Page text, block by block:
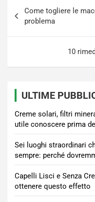
articoli
Come togliere le
problema
10
ULTIME
Creme solari, filtri
utile conoscere prima
Sei luoghi straordinari
sempre: perché
Capelli Lisci e Senza
ottenere questo effetto